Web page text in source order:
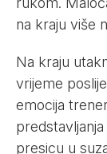
na kraju više
Na kraju
vrijeme
emocija
presicu u